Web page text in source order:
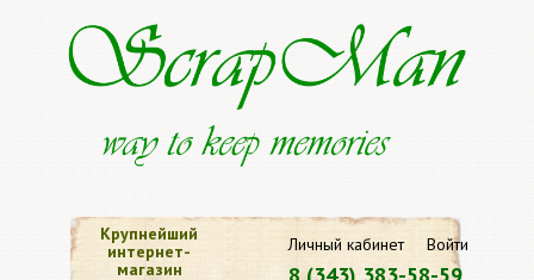
Личный кабинет Войти
Крупнейший
интернет-
магазин